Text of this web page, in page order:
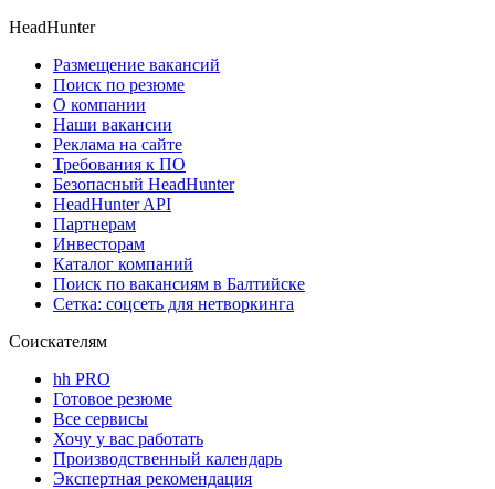
HeadHunter
Размещение вакансий
Поиск по резюме
О компании
Наши вакансии
Реклама на сайте
Требования к ПО
Безопасный HeadHunter
HeadHunter API
Партнерам
Инвесторам
Каталог компаний
Поиск по вакансиям в Балтийске
Сетка: соцсеть для нетворкинга
Соискателям
hh PRO
Готовое резюме
Все сервисы
Хочу у вас работать
Производственный календарь
Экспертная рекомендация